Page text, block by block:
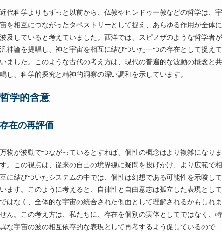
近代科学よりもずっと以前から、仏教やヒンドゥー教などの哲学は、宇
宙を相互につながったタペストリーとして捉え、あらゆる作用が全体に
波及していると考えていました。西洋では、スピノザのような哲学者が
汎神論を提唱し、神と宇宙を相互に結びついた一つの存在として捉えて
いました。このような古代の考え方は、現代の普遍的な波動の概念と共
鳴し、科学的探究と精神的洞察の深い調和を示しています。
哲学的含意
存在の再評価
万物が波動でつながっているとすれば、個性の概念はより複雑になりま
す。この視点は、従来の自己の境界線に疑問を投げかけ、より広範で相
互に結びついたシステムの中では、個性は幻想である可能性を示唆して
います。このように考えると、自律性と自由意志は孤立した表現として
ではなく、全体的な宇宙の統合された側面として理解されるかもしれま
せん。この考え方は、私たちに、存在を個別の実体としてではなく、特
異な宇宙の波の相互依存的な表現として再考するよう促しているので